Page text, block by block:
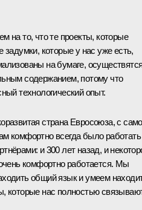
на то, что те проекты, которые
задумки, которые у нас уже есть,
на бумаге,
содержанием, потому что
технологический опыт.
страна Евросоюза, с
комфортно всегда было работать
и 300 лет назад, и
комфортно работается. Мы
общий язык и умеем
которые нас полностью